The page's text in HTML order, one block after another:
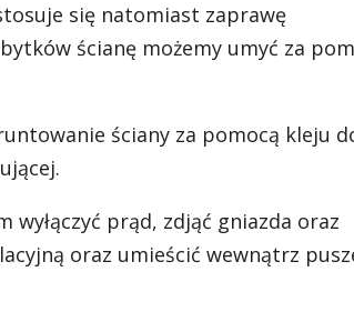
się natomiast zaprawę
ścianę możemy umyć za
ściany za pomocą kleju
prąd, zdjąć gniazda oraz
oraz umieścić wewnątrz